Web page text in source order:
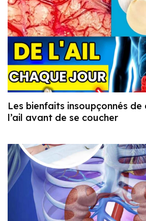
Les bienfaits insoupçonnés de
l’ail avant de se coucher